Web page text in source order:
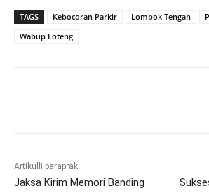
TAGS Kebocoran Parkir Lombok Tengah
Wabup Loteng
Artikulli paraprak
Jaksa Kirim Memori Banding